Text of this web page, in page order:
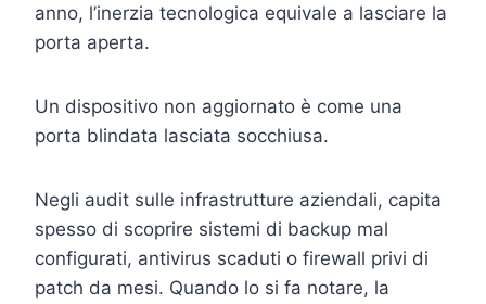
anno, l’inerzia tecnologica equivale a lasciare la
porta aperta.
Un dispositivo non aggiornato è come una
porta blindata lasciata socchiusa.
Negli audit sulle infrastrutture aziendali, capita
spesso di scoprire sistemi di backup mal
configurati, antivirus scaduti o firewall privi di
patch da mesi. Quando lo si fa notare, la